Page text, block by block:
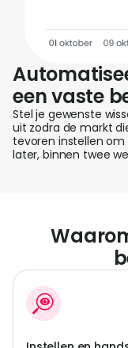
een vaste
Stel je gewenste
uit zodra de markt
tevoren instellen
later, binnen twee